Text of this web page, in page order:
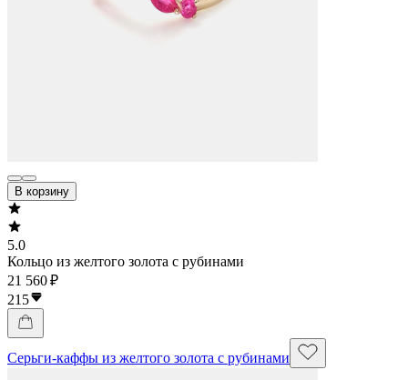
В корзину
5.0
Кольцо из желтого золота с рубинами
21 560 ₽
215
Серьги-каффы из желтого золота с рубинами